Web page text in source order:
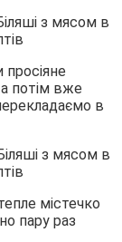
потім вже
в
містечко
пару раз